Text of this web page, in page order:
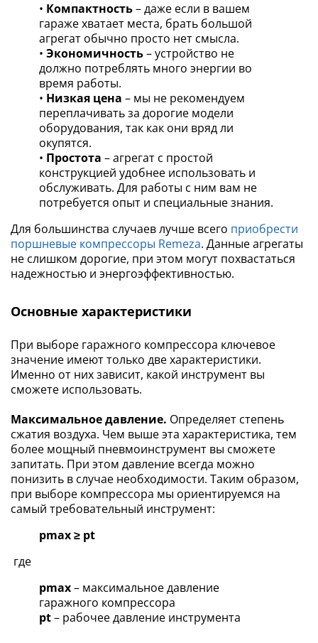
• Компактность– даже если в вашем
гараже хватает места, брать большой
агрегат обычно просто нет смысла.
• Экономичность– устройство не
должно потреблять много энергии во
время работы.
• Низкая цена – мы не рекомендуем
переплачивать за дорогие модели
оборудования, так как они вряд ли
окупятся.
• Простота – агрегат с простой
конструкцией удобнее использовать и
обслуживать. Для работы с ним вам не
потребуется опыт и специальные знания.
Для большинства случаев лучше всего приобрести
поршневые компрессоры Remeza. Данные агрегаты
не слишком дорогие, при этом могут похвастаться
надежностью и энергоэффективностью.
Основные характеристики
При выборе гаражного компрессора ключевое
значение имеют только две характеристики.
Именно от них зависит, какой инструмент вы
сможете использовать.
Максимальное давление. Определяет степень
сжатия воздуха. Чем выше эта характеристика, тем
более мощный пневмоинструмент вы сможете
запитать. При этом давление всегда можно
понизить в случае необходимости. Таким образом,
при выборе компрессора мы ориентируемся на
самый требовательный инструмент:
pmax ≥ pt
где
pmax– максимальное давление
гаражного компрессора
pt– рабочее давление инструмента